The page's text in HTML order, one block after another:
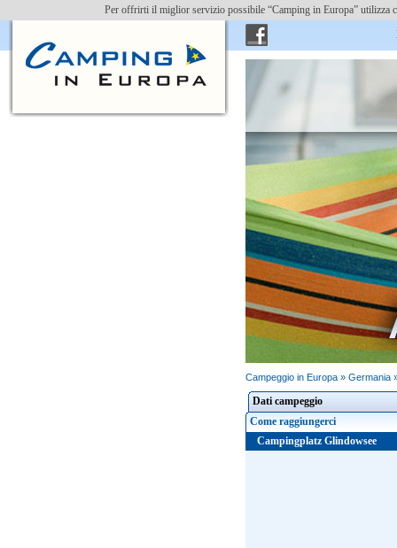
Per offrirti il miglior servizio possibile “Camping in Europa”
Campeggio in Europa » Germania
Dati campeggio
Come raggiungerci
Campingplatz Glindowsee